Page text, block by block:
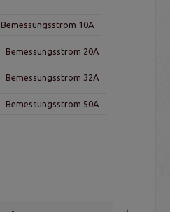
Bemessungsstrom 10A
Bemessungsstrom 20A
Bemessungsstrom 32A
Bemessungsstrom 50A